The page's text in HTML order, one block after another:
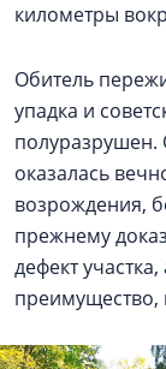
километры
Обитель
упадка и
полуразрушен.
оказалась
возрождения,
прежнему
дефект
преимущество,